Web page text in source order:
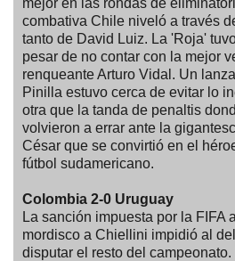
combativa Chile niveló a través
tanto de David Luiz. La 'Roja'
pesar de no contar con la mejor
renqueante Arturo Vidal. Un
Pinilla estuvo cerca de evitar lo
otra que la tanda de penaltis
volvieron a errar ante la
César que se convirtió en el
fútbol sudamericano.
Colombia 2-0 Uruguay
La sanción impuesta por la FIFA
mordisco a Chiellini impidió al
disputar el resto del